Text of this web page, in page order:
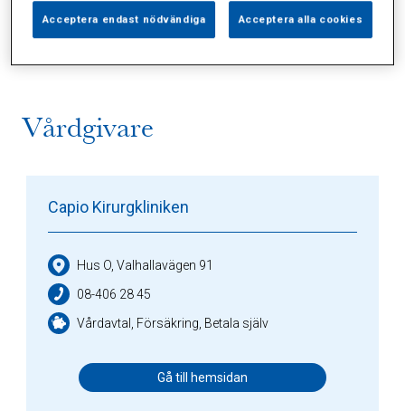
Sidor (0) Press (0) Sophianytt (0)
Vårdgivare
Capio Kirurgkliniken
Hus O, Valhallavägen 91
08-406 28 45
Vårdavtal, Försäkring, Betala själv
Gå till hemsidan
Acceptera endast nödvändiga Acceptera alla cookies